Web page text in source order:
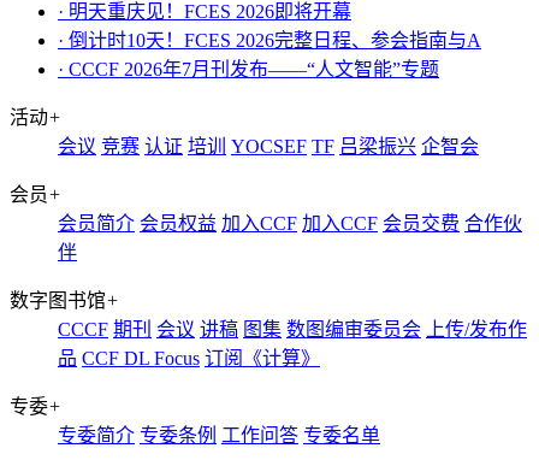
· ​明天重庆见！FCES 2026即将开幕
· 倒计时10天！FCES 2026完整日程、参会指南与A
· CCCF 2026年7月刊发布——“人文智能”专题
活动+
会议 竞赛 认证 培训 YOCSEF TF 吕梁振兴 企智会
会员+
会员简介 会员权益 加入CCF 加入CCF 会员交费 合作伙
伴
数字图书馆+
CCCF 期刊 会议 讲稿 图集 数图编审委员会
上传/发布作
品 CCF DL Focus 订阅《计算》
专委+
专委简介 专委条例 工作问答 专委名单